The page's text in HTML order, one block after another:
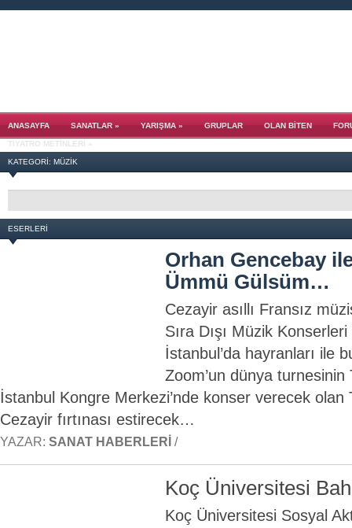
ANASAYFA SANATLAR» YARIŞMA» GRUPLAR OLAN BITEN
TIYATRO METINLERI »
KATEGORI: MÜZİK
ESERLERI
Orhan Gencebay
Ümmü Gülsüm…
Cezayir asıllı Fransız
Sıra Dışı Müzik
İstanbul’da hayranları ile
Zoom’un dünya turnesinin
İstanbul Kongre Merkezi’nde konser verecek olan
Cezayir fırtınası estirecek…
YAZAR: SANAT HABERLERI /
Koç Üniversitesi
Koç Üniversitesi Sosyal